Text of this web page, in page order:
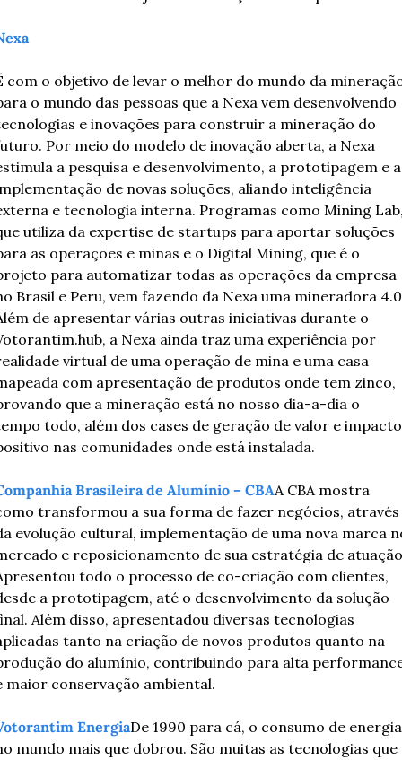
com o objetivo de levar o melhor do mundo da
o mundo das pessoas que a Nexa vem desenvolvendo
e inovações para construir a mineração do
Por meio do modelo de inovação aberta, a Nexa
a pesquisa e desenvolvimento, a prototipagem e a
de novas soluções, aliando inteligência
e tecnologia interna. Programas como Mining
utiliza da expertise de startups para aportar soluções
as operações e minas e o Digital Mining, que é o
para automatizar todas as operações da empresa
Brasil e Peru, vem fazendo da Nexa uma mineradora
de apresentar várias outras iniciativas durante o
a Nexa ainda traz uma experiência por
virtual de uma operação de mina e uma casa
com apresentação de produtos onde tem zinco,
que a mineração está no nosso dia-a-dia o
todo, além dos cases de geração de valor e impacto
nas comunidades onde está instalada.
Brasileira de Alumínio – CBAA CBA mostra
transformou a sua forma de fazer negócios, através
evolução cultural, implementação de uma nova marca
e reposicionamento de sua estratégia de
todo o processo de co-criação com clientes,
a prototipagem, até o desenvolvimento da solução
Além disso, apresentadou diversas tecnologias
tanto na criação de novos produtos quanto na
do alumínio, contribuindo para alta
maior conservação ambiental.
EnergiaDe 1990 para cá, o consumo de energia
mundo mais que dobrou. São muitas as tecnologias que